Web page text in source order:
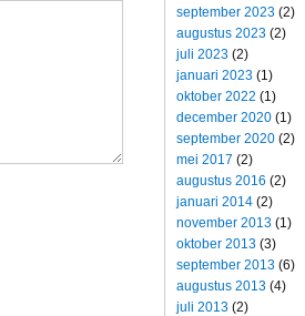
september 2023 (2)
augustus 2023 (2)
juli 2023 (2)
januari 2023 (1)
oktober 2022 (1)
december 2020 (1)
september 2020 (2)
mei 2017 (2)
augustus 2016 (2)
januari 2014 (2)
november 2013 (1)
oktober 2013 (3)
september 2013 (6)
augustus 2013 (4)
juli 2013 (2)